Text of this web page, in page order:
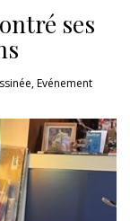
ses
,Evénement